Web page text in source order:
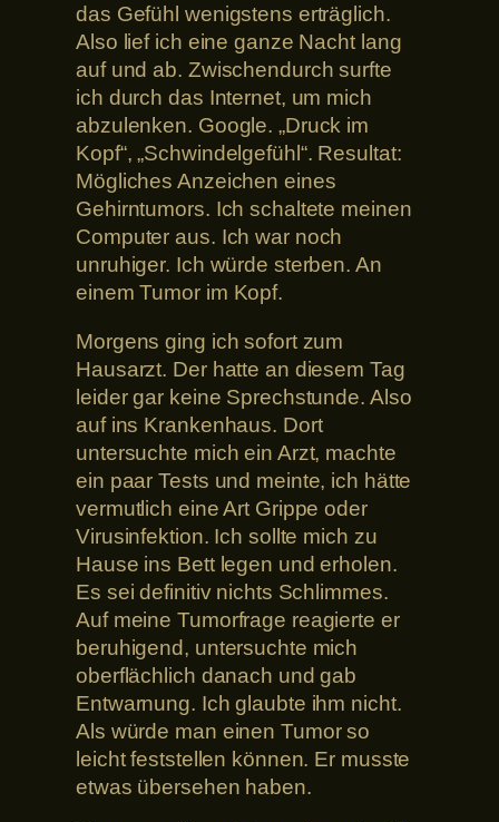
das Gefühl wenigstens erträglich.
Also lief ich eine ganze Nacht lang
auf und ab. Zwischendurch surfte
ich durch das Internet, um mich
abzulenken. Google. „Druck im
Kopf“, „Schwindelgefühl“. Resultat:
Mögliches Anzeichen eines
Gehirntumors. Ich schaltete meinen
Computer aus. Ich war noch
unruhiger. Ich würde sterben. An
einem Tumor im Kopf.
Morgens ging ich sofort zum
Hausarzt. Der hatte an diesem Tag
leider gar keine Sprechstunde. Also
auf ins Krankenhaus. Dort
untersuchte mich ein Arzt, machte
ein paar Tests und meinte, ich hätte
vermutlich eine Art Grippe oder
Virusinfektion. Ich sollte mich zu
Hause ins Bett legen und erholen.
Es sei definitiv nichts Schlimmes.
Auf meine Tumorfrage reagierte er
beruhigend, untersuchte mich
oberflächlich danach und gab
Entwarnung. Ich glaubte ihm nicht.
Als würde man einen Tumor so
leicht feststellen können. Er musste
etwas übersehen haben.